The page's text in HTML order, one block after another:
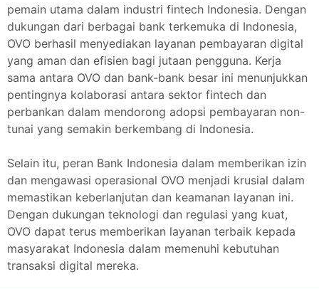
pemain utama dalam industri fintech Indonesia. Dengan
dukungan dari berbagai bank terkemuka di Indonesia,
OVO berhasil menyediakan layanan pembayaran digital
yang aman dan efisien bagi jutaan pengguna. Kerja
sama antara OVO dan bank-bank besar ini menunjukkan
pentingnya kolaborasi antara sektor fintech dan
perbankan dalam mendorong adopsi pembayaran non-
tunai yang semakin berkembang di Indonesia.
Selain itu, peran Bank Indonesia dalam memberikan izin
dan mengawasi operasional OVO menjadi krusial dalam
memastikan keberlanjutan dan keamanan layanan ini.
Dengan dukungan teknologi dan regulasi yang kuat,
OVO dapat terus memberikan layanan terbaik kepada
masyarakat Indonesia dalam memenuhi kebutuhan
transaksi digital mereka.